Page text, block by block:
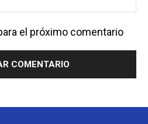
el próximo comentario